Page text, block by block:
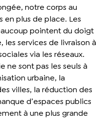
notre corps au
en plus de place. Les
pointent du doigt
les services de livraison à
via les réseaux.
ne sont pas les seuls à
urbaine, la
villes, la réduction des
d’espaces publics
à une plus grande